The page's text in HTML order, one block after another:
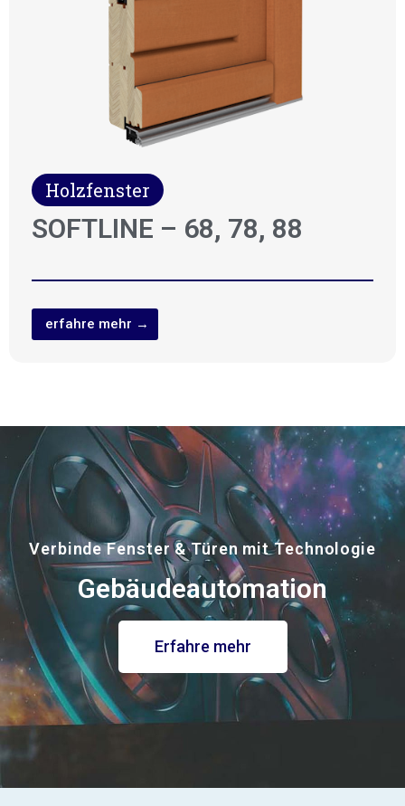
Holzfenster
SOFTLINE – 68, 78, 88
erfahre mehr →
Verbinde Fenster & Türen mit Technologie
Gebäudeautomation
Erfahre mehr